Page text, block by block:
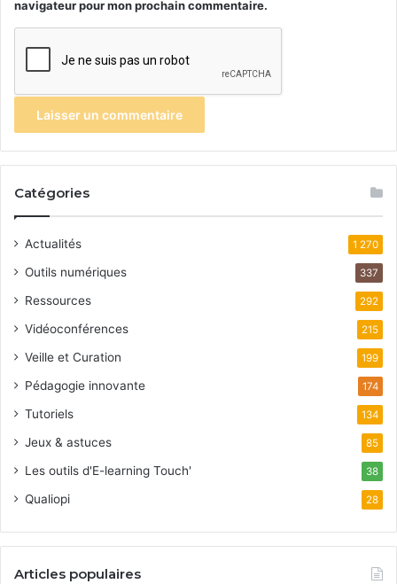
navigateur pour mon prochain commentaire.
Catégories
Actualités 1 270
Outils numériques 337
Ressources 292
Vidéoconférences 215
Veille et Curation 199
Pédagogie innovante 174
Tutoriels 134
Jeux & astuces 85
Les outils d'E-learning Touch' 38
Qualiopi 28
Articles populaires